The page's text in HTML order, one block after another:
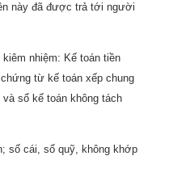
này đã được trả tới người
nhiệm: Kế toán tiền
từ kế toán xếp chung
sổ kế toán không tách
số cái, sổ quỹ, không khớp